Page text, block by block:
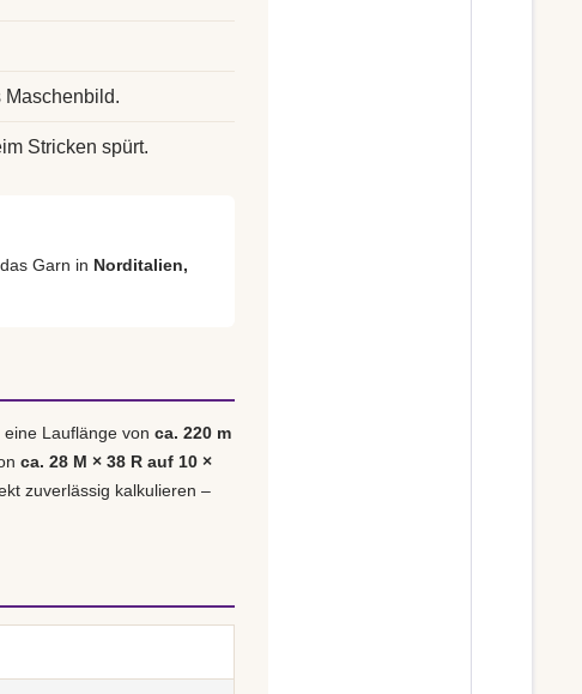
Maschenbild.
Stricken spürt.
Garn in Norditalien,
eine Lauflänge von ca. 220 m
ca. 28 M × 38 R auf 10 ×
zuverlässig kalkulieren –